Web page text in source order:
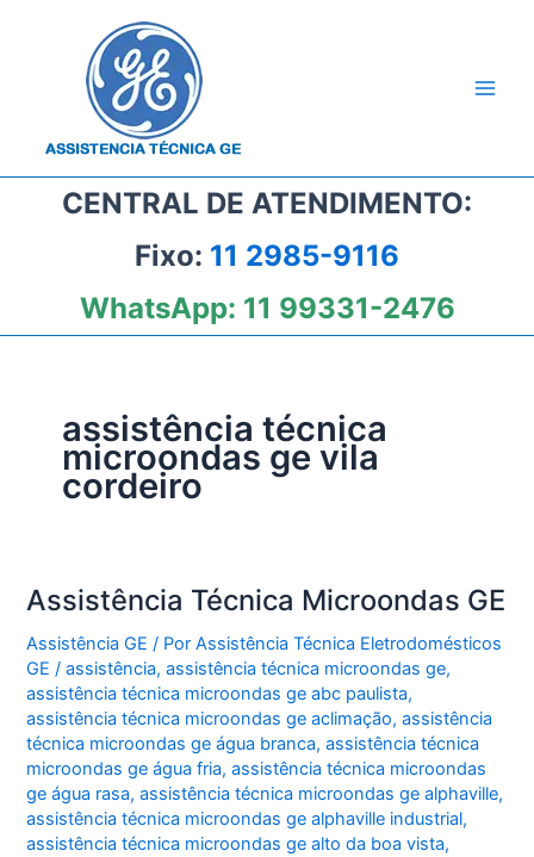
CENTRAL DE ATENDIMENTO:
Fixo: 11 2985-9116
WhatsApp: 11 99331-2476
assistência técnica
microondas ge vila
cordeiro
Assistência Técnica Microondas GE
Assistência GE / PorAssistência Técnica Eletrodomésticos
GE/assistência,assistência técnica microondas ge,
assistência técnica microondas ge abc paulista,
assistência técnica microondas ge aclimação,assistência
técnica microondas ge água branca,assistência técnica
microondas ge água fria,assistência técnica microondas
ge água rasa,assistência técnica microondas ge alphaville,
assistência técnica microondas ge alphaville industrial,
assistência técnica microondas ge alto da boa vista,